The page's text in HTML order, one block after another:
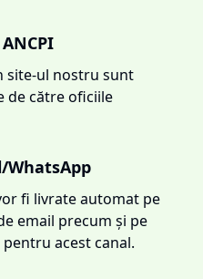
site-ul nostru sunt
de către oficiile
WhatsApp
fi livrate automat pe
email precum și pe
acest canal.